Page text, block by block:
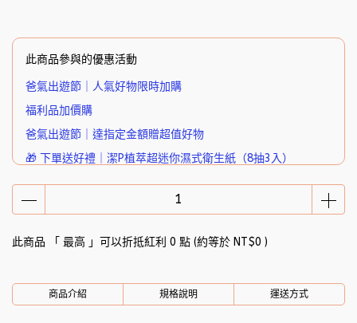
此商品參與的優惠活動
爸氣出遊節｜人氣好物限時加購
福利品加價購
爸氣出遊節｜達指定金額贈超值好物
🎁 下單送好禮｜潔P植萃超迷你濕式衛生紙（8抽3入）
此商品 「 最高 」可以折抵紅利 0 點 (約等於 NT$0 )
商品介紹 規格說明 運送方式